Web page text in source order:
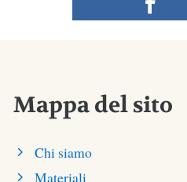
Mappa del sito
Chi siamo
Materiali